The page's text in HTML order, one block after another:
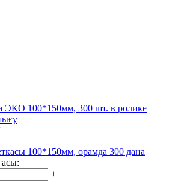
100*150мм, орамда 300 дана
+